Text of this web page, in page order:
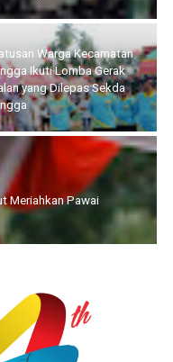
Warga Kecamatan
Ikuti Lomba Gerak
yang Dilepas Sekda
Meriahkan Pawai